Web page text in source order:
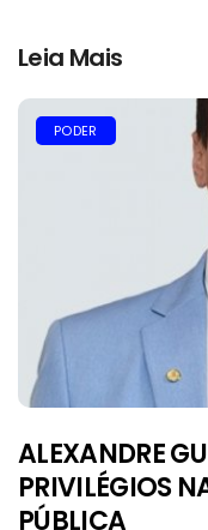
Leia Mais
PODER
ALEXANDRE
PRIVILÉGIOS
PÚBLICA